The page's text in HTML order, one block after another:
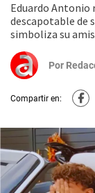
Eduardo Antonio
descapotable de
simboliza su
Por
Compartir en: